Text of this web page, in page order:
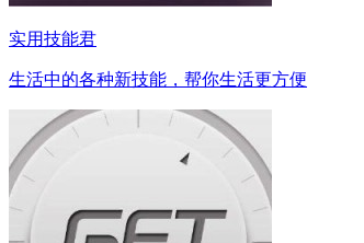
实用技能君
生活中的各种新技能，帮你生活更方便